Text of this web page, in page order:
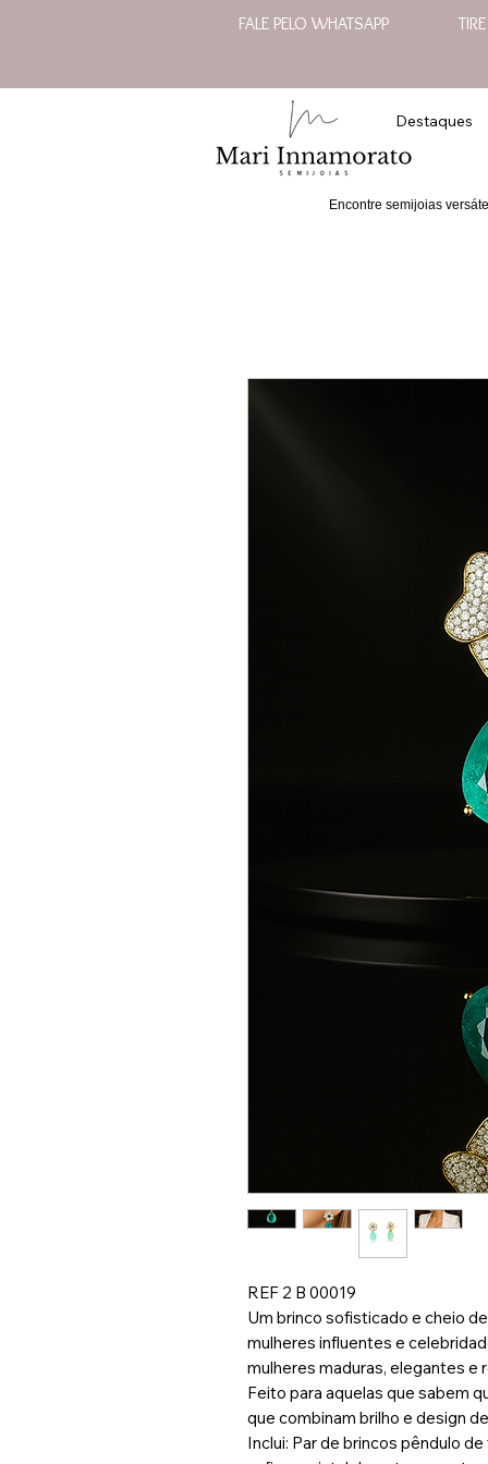
FALE PELO WHATSAPP
Destaques
Encontre semijoias
REF 2 B 00019
Um brinco sofisticado e cheio
mulheres influentes e
mulheres maduras, elegantes e
Feito para aquelas que sabem
que combinam brilho e design
Inclui: Par de brincos pêndulo